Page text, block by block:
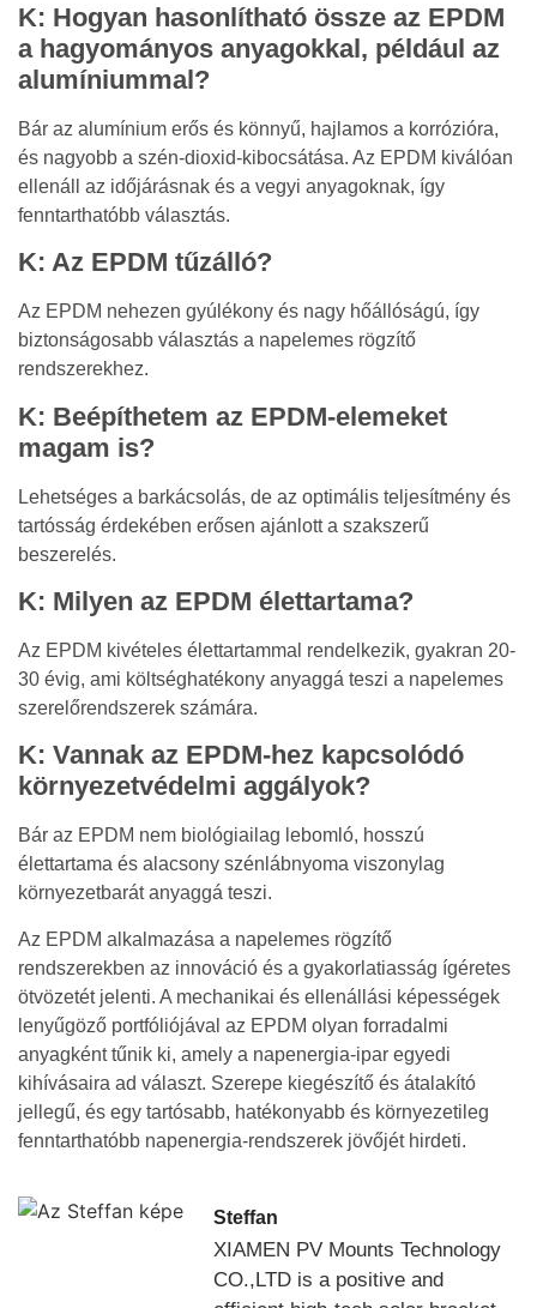
K: Hogyan hasonlítható össze az EPDM
a hagyományos anyagokkal, például az
alumíniummal?
Bár az alumínium erős és könnyű, hajlamos a korrózióra,
és nagyobb a szén-dioxid-kibocsátása. Az EPDM kiválóan
ellenáll az időjárásnak és a vegyi anyagoknak, így
fenntarthatóbb választás.
K: Az EPDM tűzálló?
Az EPDM nehezen gyúlékony és nagy hőállóságú, így
biztonságosabb választás a napelemes rögzítő
rendszerekhez.
K: Beépíthetem az EPDM-elemeket
magam is?
Lehetséges a barkácsolás, de az optimális teljesítmény és
tartósság érdekében erősen ajánlott a szakszerű
beszerelés.
K: Milyen az EPDM élettartama?
Az EPDM kivételes élettartammal rendelkezik, gyakran 20-
30 évig, ami költséghatékony anyaggá teszi a napelemes
szerelőrendszerek számára.
K: Vannak az EPDM-hez kapcsolódó
környezetvédelmi aggályok?
Bár az EPDM nem biológiailag lebomló, hosszú
élettartama és alacsony szénlábnyoma viszonylag
környezetbarát anyaggá teszi.
Az EPDM alkalmazása a napelemes rögzítő
rendszerekben az innováció és a gyakorlatiasság ígéretes
ötvözetét jelenti. A mechanikai és ellenállási képességek
lenyűgöző portfóliójával az EPDM olyan forradalmi
anyagként tűnik ki, amely a napenergia-ipar egyedi
kihívásaira ad választ. Szerepe kiegészítő és átalakító
jellegű, és egy tartósabb, hatékonyabb és környezetileg
fenntarthatóbb napenergia-rendszerek jövőjét hirdeti.
Steffan
XIAMEN PV Mounts Technology
CO.,LTD is a positive and